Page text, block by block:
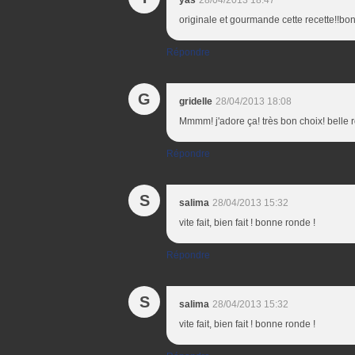
originale et gourmande cette
Répondre
G gridelle 28/04/2013 18:08
Mmmm! j'adore ça! très bon choix! belle
Répondre
S salima 28/04/2013 15:32
vite fait, bien fait ! bonne ronde !
Répondre
S salima 28/04/2013 15:32
vite fait, bien fait ! bonne ronde !